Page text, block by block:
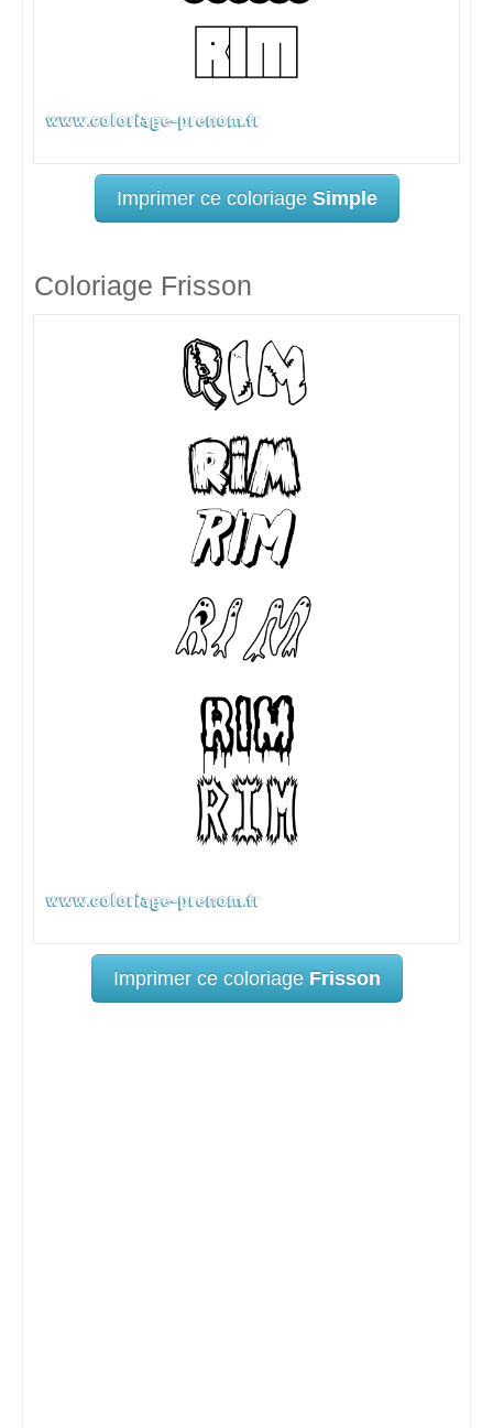
Imprimer ce coloriage Simple
Coloriage Frisson
Imprimer ce coloriage Frisson